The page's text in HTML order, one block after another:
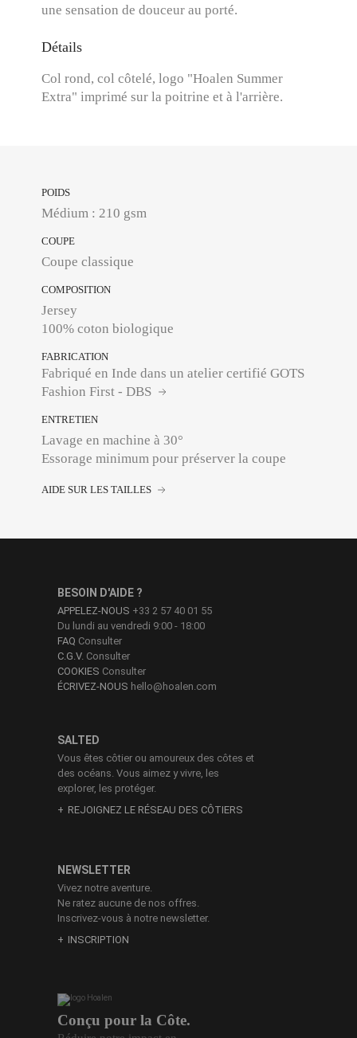
une sensation de douceur au porté.
Détails
Col rond, col côtelé, logo "Hoalen Summer
Extra" imprimé sur la poitrine et à l'arrière.
POIDS
Médium : 210 gsm
COUPE
Coupe classique
COMPOSITION
Jersey
100% coton biologique
FABRICATION
Fabriqué en Inde dans un atelier certifié GOTS
Fashion First - DBS
ENTRETIEN
Lavage en machine à 30°
Essorage minimum pour préserver la coupe
AIDE SUR LES TAILLES
Conçu pour la Côte.
SALTED
Vous êtes côtier ou amoureux des côtes et
des océans. Vous aimez y vivre, les
explorer, les protéger.
REJOIGNEZ LE RÉSEAU DES CÔTIERS
BESOIN D'AIDE ?
APPELEZ-NOUS +33 2 57 40 01 55
Du lundi au vendredi 9:00 - 18:00
FAQ Consulter
C.G.V. Consulter
COOKIES Consulter
ÉCRIVEZ-NOUS hello@hoalen.com
NEWSLETTER
Vivez notre aventure.
Ne ratez aucune de nos offres.
Inscrivez-vous à notre newsletter.
INSCRIPTION